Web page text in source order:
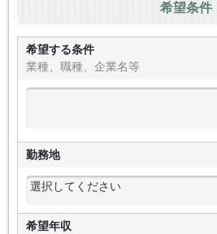
希望条件
希望する条件
業種、職種、企業名等
勤務地
希望年収